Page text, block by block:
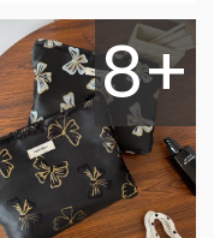
8+